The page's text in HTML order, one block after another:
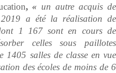
,« un autre acquis de
a été la réalisation de
1 167 sont en cours de
celles sous paillotes
1405 salles de classe en vue
des écoles de moins de 6